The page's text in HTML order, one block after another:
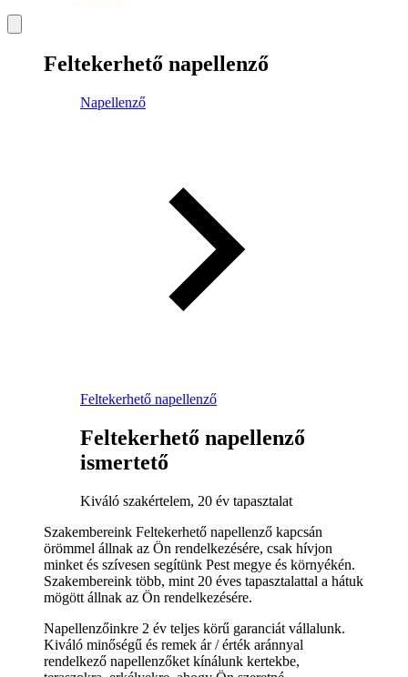
Feltekerhető napellenző
Napellenző
Feltekerhető napellenző
Feltekerhető napellenző
ismertető
Kiváló szakértelem, 20 év tapasztalat
Szakembereink Feltekerhető napellenző kapcsán
örömmel állnak az Ön rendelkezésére, csak hívjon
minket és szívesen segítünk Pest megye és környékén.
Szakembereink több, mint 20 éves tapasztalattal a hátuk
mögött állnak az Ön rendelkezésére.
Napellenzőinkre 2 év teljes körű garanciát vállalunk.
Kiváló minőségű és remek ár / érték aránnyal
rendelkező napellenzőket kínálunk kertekbe,